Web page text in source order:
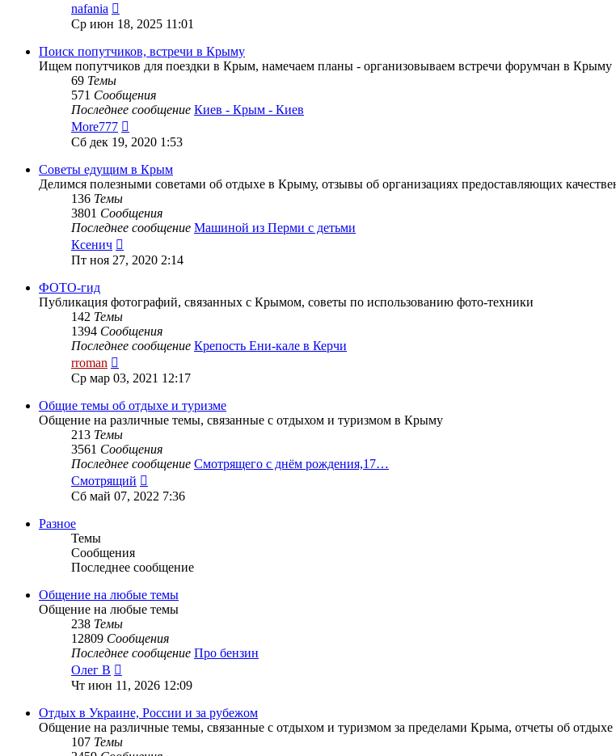
nafania
к
последнему
сообщению
Ср июн 18, 2025 11:01
Поиск попутчиков, встречи в Крыму
Ищем попутчиков для поездки в Крым, намечаем планы - организовываем встречи форумчан в Крыму
69 Темы
571 Сообщения
Последнее сообщение Киев - Крым - Киев
More777
к
сообщению
Сб дек 19, 2020 1:53
Советы едущим в Крым
Делимся полезными советами об отдыхе в Крыму, отзывы об организациях предоставляющих
136 Темы
3801 Сообщения
Последнее сообщение Машиной из Перми с детьми
Ксенич
к
последнему
Пт ноя 27, 2020 2:14
ФОТО-гид
Публикация фотографий, связанных с Крымом, советы по использованию фото-техники
142 Темы
1394 Сообщения
Последнее сообщение Крепость Ени-кале в Керчи
rroman
к
последнему
сообщению
Ср мар 03, 2021 12:17
Общие темы об отдыхе и туризме
Общение на различные темы, связанные с отдыхом и туризмом в Крыму
213 Темы
3561 Сообщения
Последнее сообщение Смотрящего с днём рождения,17…
Смотрящий
к
Сб май 07, 2022 7:36
Разное
Темы
Сообщения
Последнее сообщение
Общение на любые темы
Общение на любые темы
238 Темы
12809 Сообщения
Последнее сообщение Про бензин
Олег В
к
последнему
сообщению
Чт июн 11, 2026 12:09
Отдых в Украине, России и за рубежом
Общение на различные темы, связанные с отдыхом и туризмом за пределами Крыма, отчеты об отдыхе
107 Темы